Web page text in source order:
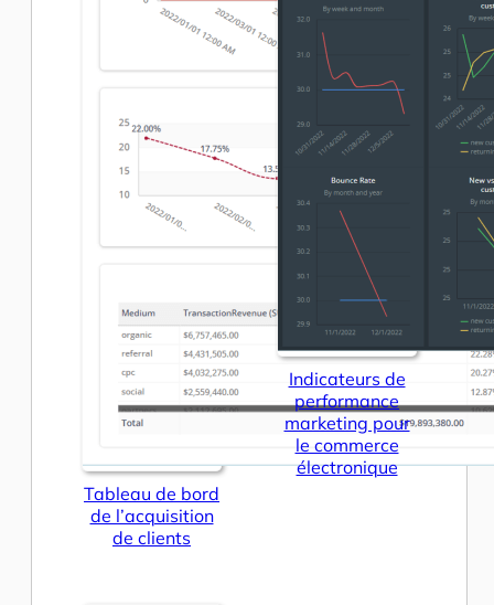
Tableau de bord
de l’acquisition
de clients
Indicateurs de
performance
marketing pour
le commerce
électronique